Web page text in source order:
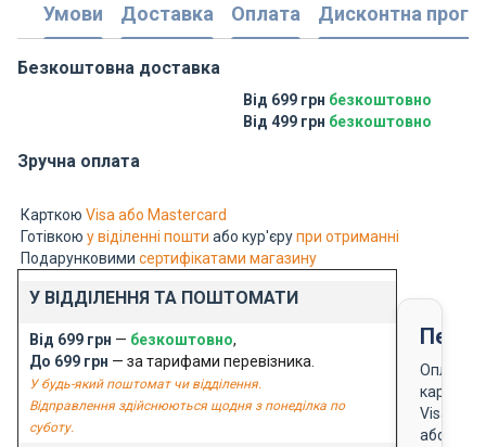
Умови Доставка Оплата Дисконтна
Безкоштовна доставка
Від 699 грн безкоштовно
Від 499 грн безкоштовно
Зручна оплата
Карткою Visa або Mastercard
Готівкою у віділенні пошти або кур'єрупри отриманні
Подарунковими сертифікатами магазину
У ВІДДІЛЕННЯ ТА ПОШТОМАТИ
Від 699 грн — безкоштовно,
До 699 грн — за тарифами перевізника.
У будь-який поштомат чи відділення.
Відправлення здійснюються щодня з понеділка по
суботу.
Оплата
карткою
Visa
або